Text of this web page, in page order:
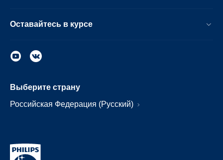
Оставайтесь в курсе
Выберите страну
Российская Федерация (Русский)